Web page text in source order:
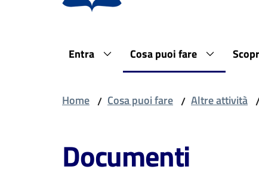
Entra Cosa puoi fare
Home / Cosa puoi fare / Altre attività
Documenti